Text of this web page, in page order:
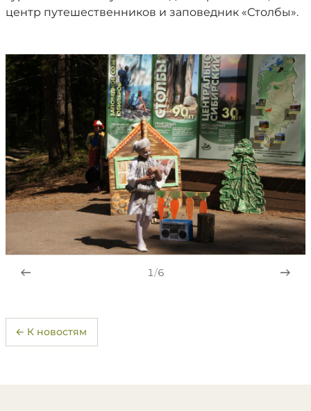
центр путешественников и заповедник «Столбы».
1/6
← К новостям